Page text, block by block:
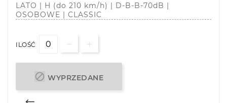
LATO | H (do 210 km/h) | D-B-B-70dB |
OSOBOWE | CLASSIC
ILOŚĆ
 WYPRZEDANE